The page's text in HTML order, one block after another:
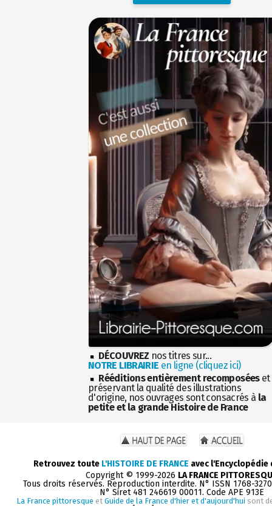
DÉCOUVREZ nos titres sur...
NOTRE LIBRAIRIE en ligne (cliquez ici)
Rééditions entièrement recomposéeset
préservant la qualité des illustrations
d'origine, nos ouvrages sont consacrés à la
petite et la grande Histoire de France
Retrouvez toute L'HISTOIRE DE FRANCE avec
Copyright © 1999-2026 LA FRANCE
Tous droits réservés. Reproduction interdite. N° ISSN 1768-
N° Siret 481 246619 00011. Code APE 913E
La France pittoresque et Guide de la France d'hier et d'aujourd'hui sont